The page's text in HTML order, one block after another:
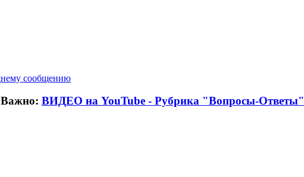
Важно: ВИДЕО на YouTube - Рубрика "Вопросы-Ответы"